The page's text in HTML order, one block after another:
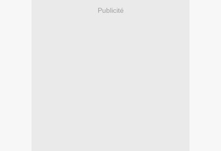
Publicité